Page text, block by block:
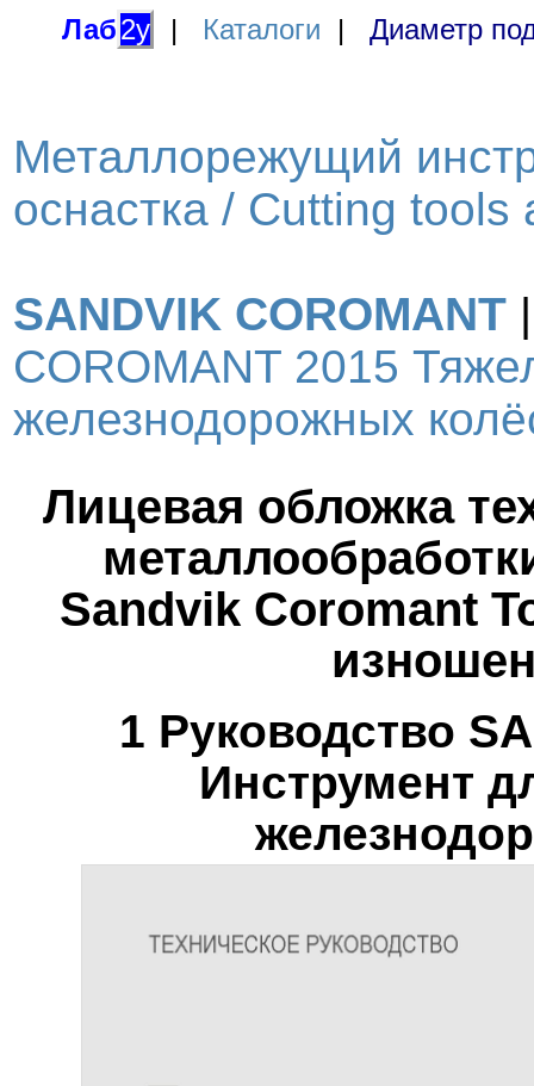
Лаб2у | Каталоги | Диаметр
Металлорежущий
оснастка / Cutting
SANDVIK COROMANT
COROMANT 2015
железнодорожных
Лицевая обложка
Sandvik Coromant
1 Руководство
Инструмент